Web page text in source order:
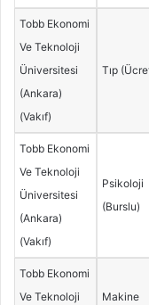
Tobb Ekonomi
Ve Teknoloji
Üniversitesi
(Ankara)
(Vakıf)
Tıp
Tobb Ekonomi
Ve Teknoloji
Üniversitesi
(Ankara)
(Vakıf)
Psikoloji
(Burslu)
Tobb Ekonomi
Ve Teknoloji
Makine